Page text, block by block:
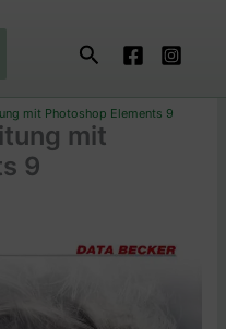
Suchen
mit Photoshop Elements 9
mit
9